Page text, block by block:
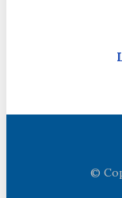
©